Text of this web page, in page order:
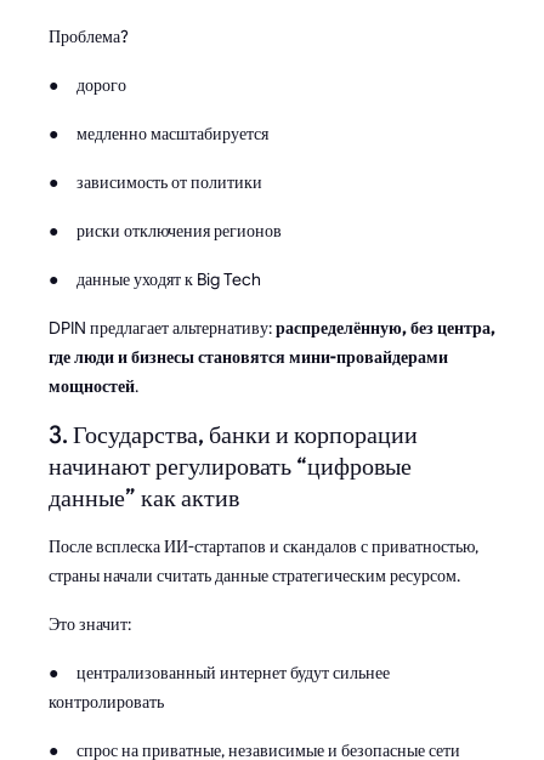
Проблема?
● дорого
● медленно масштабируется
● зависимость от политики
● риски отключения регионов
● данные уходят к Big Tech
DPIN предлагает альтернативу:распределённую, без центра,
где люди и бизнесы становятся мини-провайдерами
мощностей.
3. Государства, банки и корпорации
начинают регулировать “цифровые
данные” как актив
После всплеска ИИ-стартапов и скандалов с приватностью,
страны начали считать данные стратегическим ресурсом.
Это значит:
● централизованный интернет будут сильнее
контролировать
● спрос на приватные, независимые и безопасные сети